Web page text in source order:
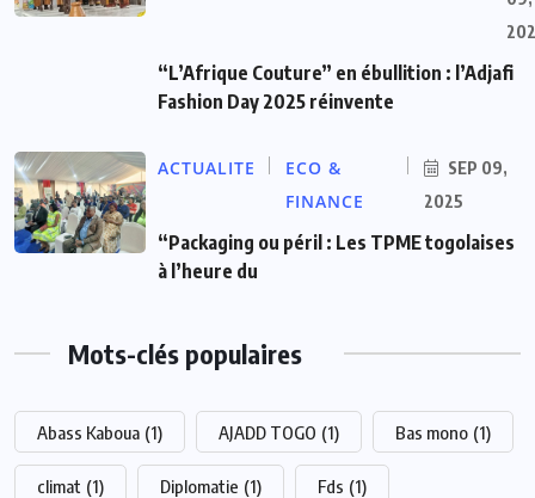
“L’Afrique Couture” en ébullition : l’Adjafi
Fashion Day 2025 réinvente
ACTUALITE
ECO &
FINANCE
SEP 09,
2025
“Packaging ou péril : Les TPME togolaises
à l’heure du
Mots-clés populaires
Abass Kaboua (1) AJADD TOGO (1) Bas mono (1)
climat (1) Diplomatie (1) Fds (1)